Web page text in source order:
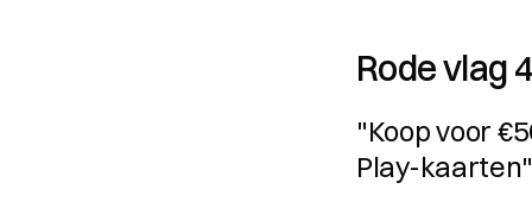
Rode vlag
"Koop voor
Play-